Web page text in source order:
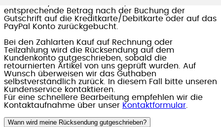
entsprechende Betrag nach der Buchung der
Gutschrift auf die Kreditkarte/Debitkarte oder auf das
PayPal Konto zurückgebucht.
Bei den Zahlarten Kauf auf Rechnung oder
Teilzahlung wird die Rücksendung auf dem
Kundenkonto gutgeschrieben, sobald die
retournierten Artikel von uns geprüft wurden. Auf
Wunsch überweisen wir das Guthaben
selbstverständlich zurück. In diesem Fall bitte unseren
Kundenservice kontaktieren.
Für eine schnellere Bearbeitung empfehlen wir die
Kontaktaufnahme über unser Kontaktformular.
Wann wird meine Rücksendung gutgeschrieben?